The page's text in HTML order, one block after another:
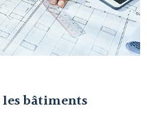
bâtiments